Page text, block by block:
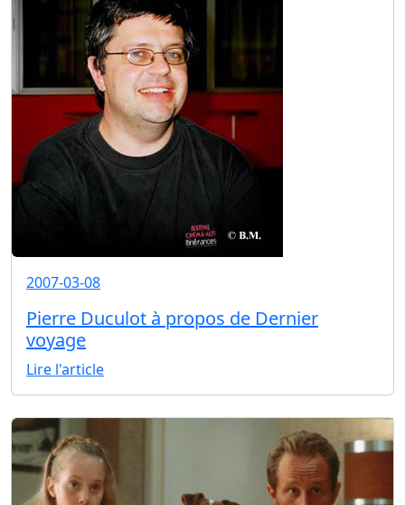
2007-03-08
Pierre Duculot à propos de Dernier
voyage
Lire l'article